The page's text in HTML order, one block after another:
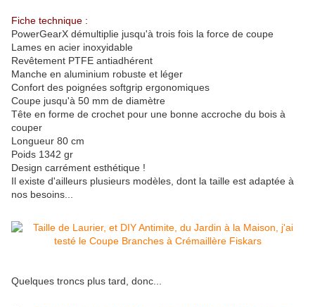
Fiche technique :
PowerGearX démultiplie jusqu'à trois fois la force de coupe
Lames en acier inoxyidable
Revêtement PTFE antiadhérent
Manche en aluminium robuste et léger
Confort des poignées softgrip ergonomiques
Coupe jusqu'à 50 mm de diamètre
Tête en forme de crochet pour une bonne accroche du bois à
couper
Longueur 80 cm
Poids 1342 gr
Design carrément esthétique !
Il existe d'ailleurs plusieurs modèles, dont la taille est adaptée à
nos besoins...
Quelques troncs plus tard, donc...